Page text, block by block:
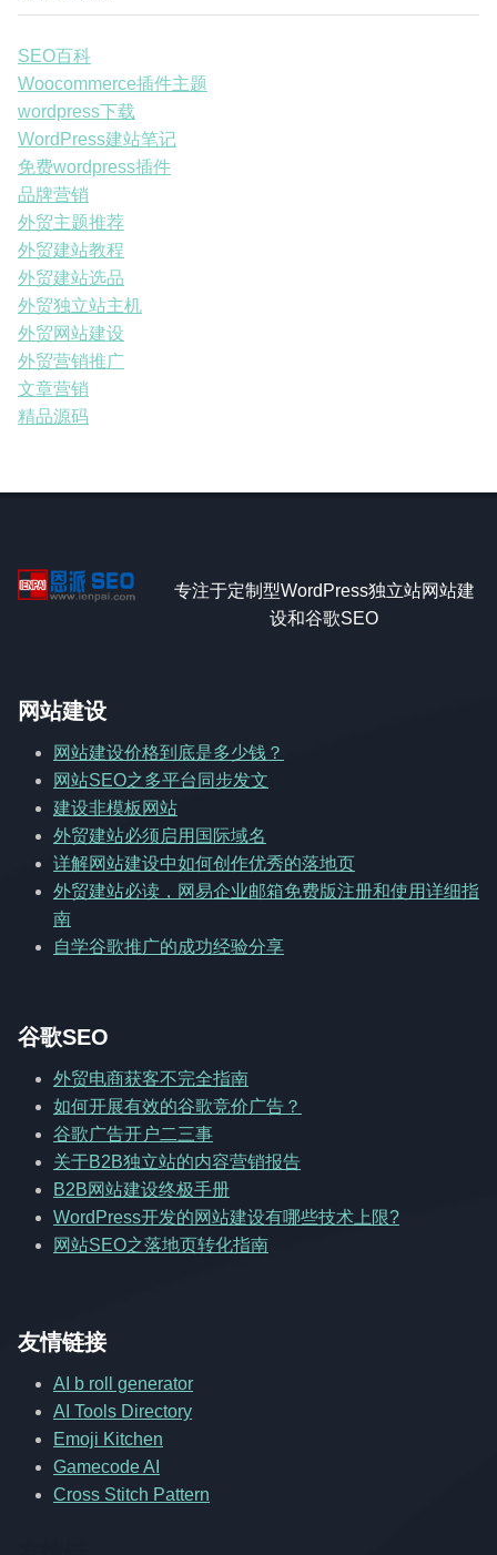
SEO百科
Woocommerce插件主题
wordpress下载
WordPress建站笔记
免费wordpress插件
品牌营销
外贸主题推荐
外贸建站教程
外贸建站选品
外贸独立站主机
外贸网站建设
外贸营销推广
文章营销
精品源码
专注于定制型WordPress独立站网站建
设和谷歌SEO
网站建设
网站建设价格到底是多少钱？
网站SEO之多平台同步发文
建设非模板网站
外贸建站必须启用国际域名
详解网站建设中如何创作优秀的落地页
外贸建站必读，网易企业邮箱免费版注册和使用详细指
南
自学谷歌推广的成功经验分享
谷歌SEO
外贸电商获客不完全指南
如何开展有效的谷歌竞价广告？
谷歌广告开户二三事
关于B2B独立站的内容营销报告
B2B网站建设终极手册
WordPress开发的网站建设有哪些技术上限?
网站SEO之落地页转化指南
友情链接
AI b roll generator
AI Tools Directory
Emoji Kitchen
Gamecode AI
Cross Stitch Pattern